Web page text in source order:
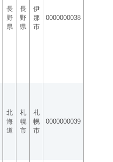
長
野
県
長
野
県
伊
那
市
0000000038
北
海
道
札
幌
市
札
幌
市
0000000039